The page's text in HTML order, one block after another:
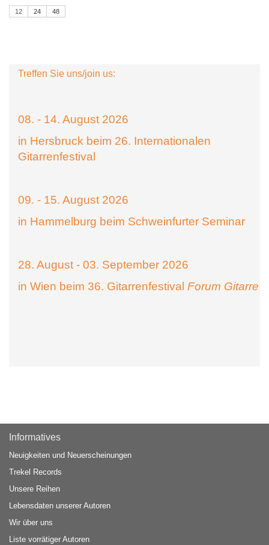
12 24 48
Treffen Sie uns/join us:
08. - 14. August 2026
in Hersbruck beim 26. Internationalen
Gitarrenfestival
09. - 15. August 2026
in Hammelburg beim Schweinfurter Seminar
28. August - 03. September 2026
in Wien beim 36. Gitarrenfestival Forum Gitarre
Informatives
Neuigkeiten und Neuerscheinungen
Trekel Records
Unsere Reihen
Lebensdaten unserer Autoren
Wir über uns
Liste vorrätiger Autoren